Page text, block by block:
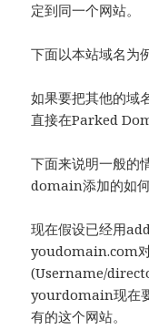
定到同一个网站。
下面以本站域名为
如果要把其他的域
直接在Parked
下面来说明一般的
domain添加的如何
现在假设已经用
youdomain.com
(Username/
yourdomain现在
有的这个网站。